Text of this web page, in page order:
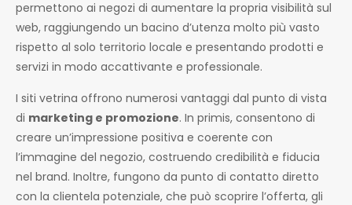
permettono ai negozi di aumentare la propria visibilità sul
web, raggiungendo un bacino d’utenza molto più vasto
rispetto al solo territorio locale e presentando prodotti e
servizi in modo accattivante e professionale.
I siti vetrina offrono numerosi vantaggi dal punto di vista
di marketing e promozione. In primis, consentono di
creare un’impressione positiva e coerente con
l’immagine del negozio, costruendo credibilità e fiducia
nel brand. Inoltre, fungono da punto di contatto diretto
con la clientela potenziale, che può scoprire l’offerta, gli